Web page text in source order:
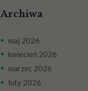
Archiwa
maj 2026
kwiecień 2026
marzec 2026
luty 2026